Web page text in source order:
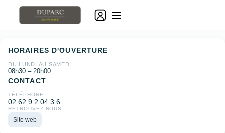
HORAIRES D'OUVERTURE
DU LUNDI AU SAMEDI
08h30 – 20h00
CONTACT
TÉLÉPHONE
02 62 9 2 04 3 6
RETROUVEZ-NOUS
Site web